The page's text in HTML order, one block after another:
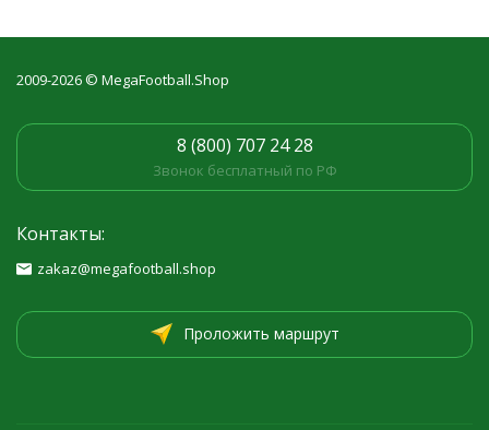
2009-2026 © MegaFootball.Shop
8 (800) 707 24 28
Звонок бесплатный по РФ
Контакты:
zakaz@megafootball.shop
Проложить маршрут